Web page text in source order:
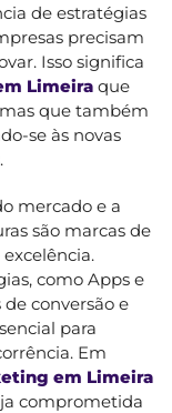
de estratégias
precisam
Isso significa
Limeira que
que também
se às novas
mercado e a
são marcas de
como Apps e
conversão e
para
Em
em Limeira
comprometida